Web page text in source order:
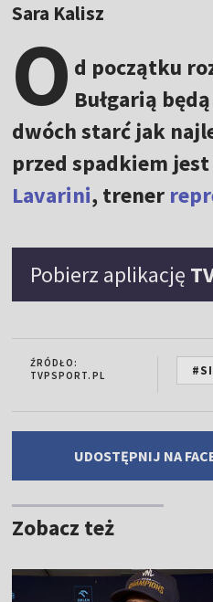
Sara Kalisz
O d początku
Bułgarią
dwóch starć jak
przed spadkiem jest
Lavarini, trener
Pobierz aplikację
ŹRÓDŁO:
TVPSPORT.PL
UDOSTĘPNIJ NA
Zobacz też